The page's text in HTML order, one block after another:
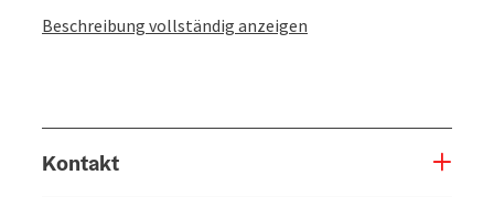
Beschreibung vollständig anzeigen
Kontakt